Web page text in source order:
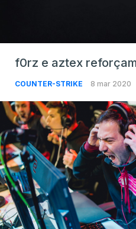
f0rz e aztex
COUNTER-STRIKE 8 mar 2020